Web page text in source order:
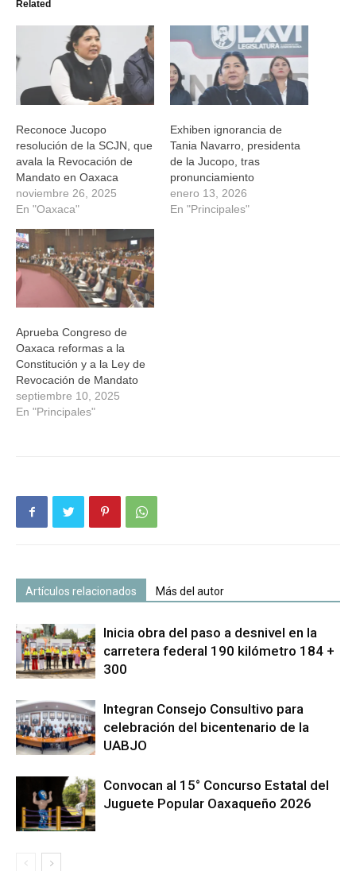
abre
una
ventana
nueva)
una
ventana
nueva)
una
ventana
nueva)
una
ventana
nueva)
Related
Reconoce Jucopo
resolución de la SCJN, que
avala la Revocación de
Mandato en Oaxaca
noviembre 26, 2025
En "Oaxaca"
Exhiben ignorancia de
Tania Navarro, presidenta
de la Jucopo, tras
pronunciamiento
enero 13, 2026
En "Principales"
Aprueba Congreso de
Oaxaca reformas a la
Constitución y a la Ley de
Revocación de Mandato
septiembre 10, 2025
En "Principales"
Artículos relacionados Más del autor
Inicia obra del paso a desnivel en la
carretera federal 190 kilómetro 184 +
300
Integran Consejo Consultivo para
celebración del bicentenario de la
UABJO
Convocan al 15° Concurso Estatal del
Juguete Popular Oaxaqueño 2026